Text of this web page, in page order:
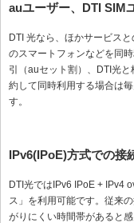
auユーザー、DTI SIM
DTI 光なら、ほかサービス
のスマートフォンなどを同
引（auセット割）、DTI光
約して同時利用する場合は
す。
IPv6(IPoE)方式での接
DTI光ではIPv6 IPoE + IPv4
ス」を利用可能です。従来
がりにくい時間帯があると